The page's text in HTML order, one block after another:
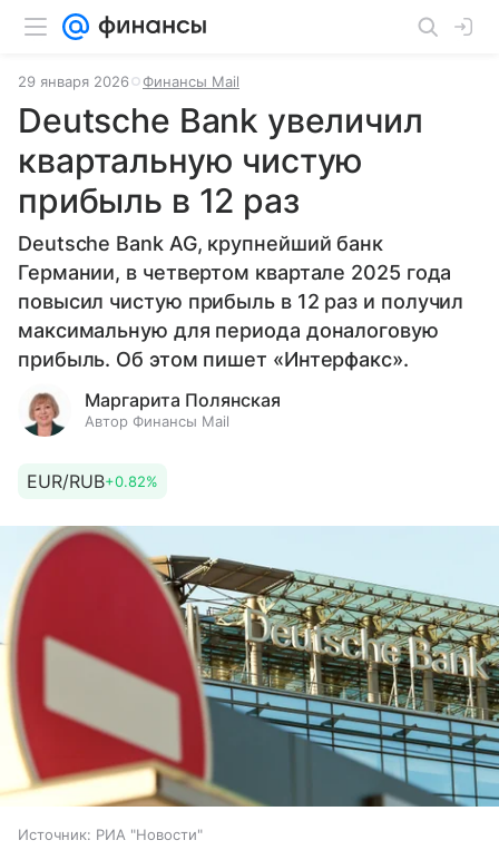
29 января 2026 Финансы Mail
Deutsche Bank увеличил
квартальную чистую
прибыль в 12 раз
Deutsche Bank AG, крупнейший банк
Германии, в четвертом квартале 2025 года
повысил чистую прибыль в 12 раз и получил
максимальную для периода доналоговую
прибыль. Об этом пишет «Интерфакс».
Маргарита Полянская
Автор Финансы Mail
EUR/RUB+0.82%
Источник: РИА "Новости"